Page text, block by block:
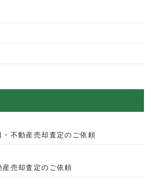
・不動産売却査定のご依頼
売却査定のご依頼